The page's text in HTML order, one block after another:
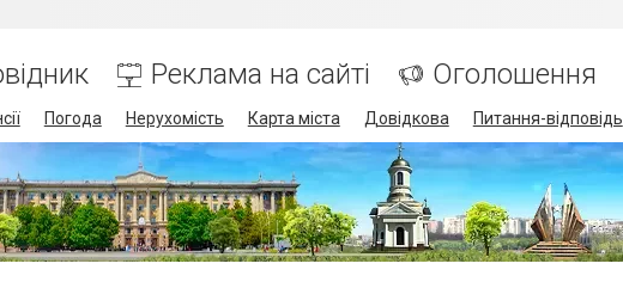
Реклама на сайті Оголошення
Погода Нерухомість Карта міста Довідкова Питання-відповідь